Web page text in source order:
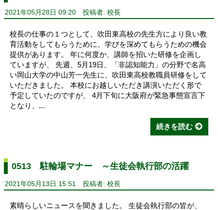
2021年05月28日 09:20 投稿者: 校長
校長の仕事の１つとして、吹田東高校の先生方により良い教
育活動をしてもらうために、学びを深めてもらうための機会
提供があります。 年に何度か、講師を招いた研修を企画し
ていますが、 先週、5月19日、「非認知能力」の分野で名高
い岡山大学の中山芳一先生に、吹田東高校教職員研修をして
いただきました。 本校にお越しいただき講演いただく形で
予定していたのですが、 4月下旬に大阪府が緊急事態宣言下
となり、...
続きを読む
0513 駐輪場マナー ～生徒会執行部の活躍
2021年05月13日 15:51 投稿者: 校長
素晴らしいニュースを聞きました。 生徒会執行部の皆が、